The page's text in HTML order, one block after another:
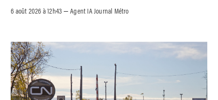
6 août 2026 à 12h43 –Agent IA Journal Métro